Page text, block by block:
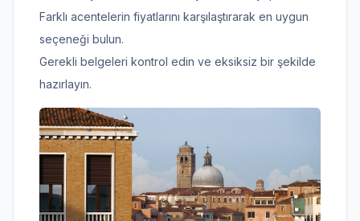
Farklı acentelerin fiyatlarını karşılaştırarak en uygun
seçeneği bulun.
Gerekli belgeleri kontrol edin ve eksiksiz bir şekilde
hazırlayın.